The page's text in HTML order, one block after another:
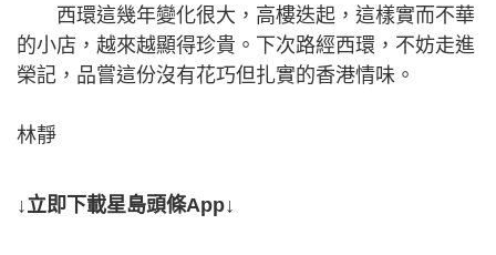
西環這幾年變化很大，高樓迭起，這樣實而不華
的小店，越來越顯得珍貴。下次路經西環，不妨走進
榮記，品嘗這份沒有花巧但扎實的香港情味。
林靜
↓立即下載星島頭條App↓